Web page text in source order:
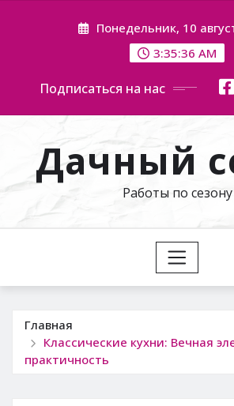
Понедельник, 10
3:35:38 AM
Подписаться на нас
Дачный
Работы по сезону
Главная
Классические кухни: Вечная
практичность